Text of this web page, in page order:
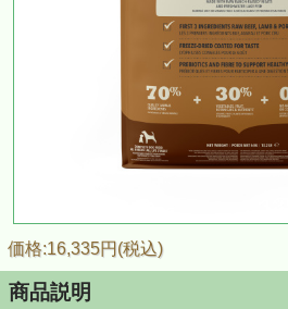
価格:16,335円(税込)
商品説明